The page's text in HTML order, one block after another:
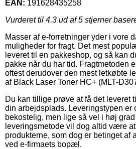
EAN: 191628435258
Vurderet til 4.3 ud af 5 stjerner
Masser af e-forretninger yder i vore
muligheder for fragt. Det mest
leveret til en pakkeshop, og så kan
pakke når du har tid. Fragtmetoden
oftest derudover den mest letkøbte
af Black Laser Toner HC+ (MLT-
Du kan tillige prøve at få det leveret
din arbejdsplads. Leveringstypen er
bekostelig, men lige så vel i høj
leveringsmetode vil dog altid være
produkterne, som dog er betinget af
ved e-firmaets bopæl.